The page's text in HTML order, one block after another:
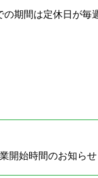
期間は定休日が毎
開始時間のお知らせ